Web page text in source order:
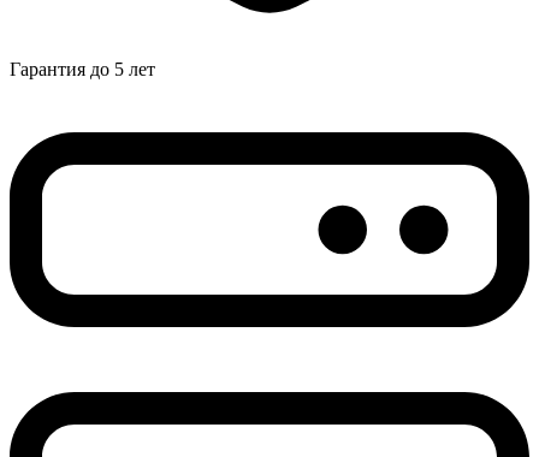
Гарантия до 5 лет